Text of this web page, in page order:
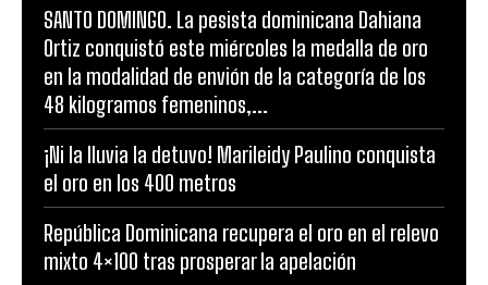
SANTO DOMINGO. La pesista dominicana Dahiana
Ortiz conquistó este miércoles la medalla de oro
en la modalidad de envión de la categoría de los
48 kilogramos femeninos,...
¡Ni la lluvia la detuvo! Marileidy Paulino conquista
el oro en los 400 metros
República Dominicana recupera el oro en el relevo
mixto 4×100 tras prosperar la apelación